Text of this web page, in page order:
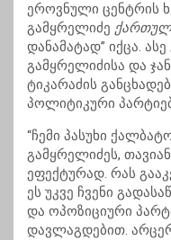
ეროვნული ცენტრის
გამყრელიძე
დანამატად” იქცა.
გამყრელიძისა და
ტიკარაძის
პოლიტიკური
“ჩემი პასუხი
გამყრელიძეს,
ეფექტურად. რას
ეს უკვე ჩვენი
და ოპოზიციური
დავლაგდებით.